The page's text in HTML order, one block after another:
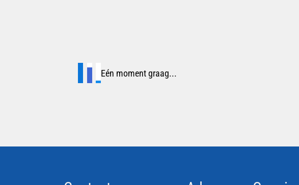
Eén moment graag...